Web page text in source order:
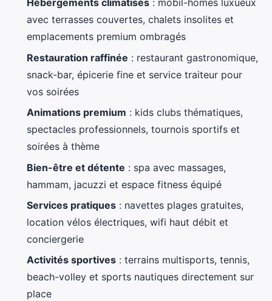
Hébergements climatisés : mobil-homes luxueux
avec terrasses couvertes, chalets insolites et
emplacements premium ombragés
Restauration raffinée : restaurant gastronomique,
snack-bar, épicerie fine et service traiteur pour
vos soirées
Animations premium : kids clubs thématiques,
spectacles professionnels, tournois sportifs et
soirées à thème
Bien-être et détente : spa avec massages,
hammam, jacuzzi et espace fitness équipé
Services pratiques : navettes plages gratuites,
location vélos électriques, wifi haut débit et
conciergerie
Activités sportives : terrains multisports, tennis,
beach-volley et sports nautiques directement sur
place